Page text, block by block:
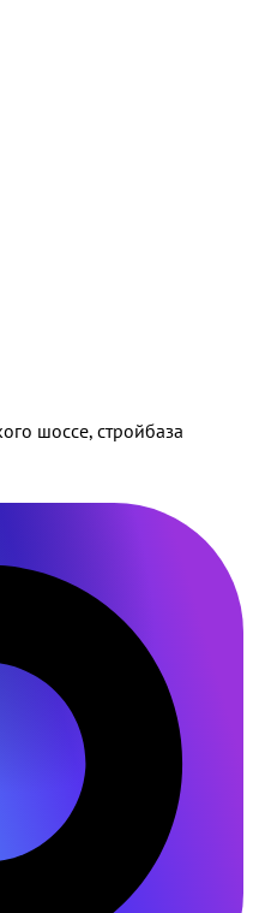
шоссе, стройбаза